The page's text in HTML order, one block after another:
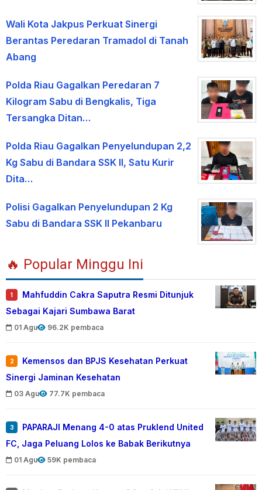
Wali Kota Jakpus Perkuat Sinergi
Berantas Peredaran Tramadol di Tanah
Abang
Polda Riau Gagalkan Peredaran 7
Kilogram Sabu di Bengkalis, Tiga
Tersangka Ditan…
Polda Riau Gagalkan Penyelundupan 2,2
Kg Sabu di Bandara SSK II, Satu Kurir
Dita…
Polisi Gagalkan Penyelundupan 2 Kg
Sabu di Bandara SSK II Pekanbaru
🔥 Popular Minggu Ini
1
Mahfuddin Cakra Saputra Resmi Ditunjuk
Sebagai Kajari Sumbawa Barat
01 Agu 96.2K pembaca
2
Kemensos dan BPJS Kesehatan Perkuat
Sinergi Jaminan Kesehatan
03 Agu 77.7K pembaca
3
PAPARAJI Menang 4-0 atas Pruklend United
FC, Jaga Peluang Lolos ke Babak Berikutnya
01 Agu 59K pembaca